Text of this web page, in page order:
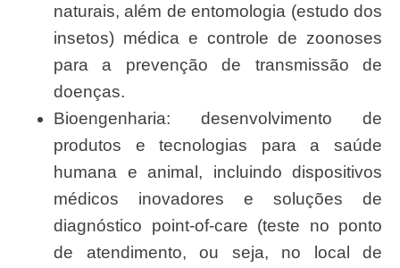
naturais, além de entomologia (estudo dos
insetos) médica e controle de zoonoses
para a prevenção de transmissão de
doenças.
Bioengenharia: desenvolvimento de
produtos e tecnologias para a saúde
humana e animal, incluindo dispositivos
médicos inovadores e soluções de
diagnóstico point-of-care (teste no ponto
de atendimento, ou seja, no local de